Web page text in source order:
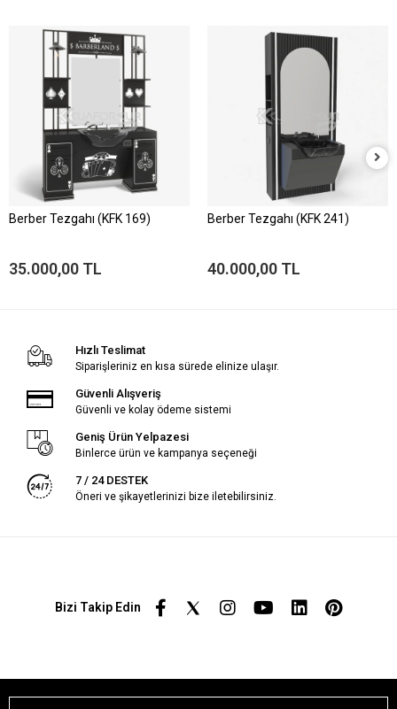
Berber Tezgahı (KFK 169)
35.000,00 TL
Berber Tezgahı (KFK 241)
40.000,00 TL
Hızlı Teslimat
Siparişleriniz en kısa sürede elinize ulaşır.
Güvenli Alışveriş
Güvenli ve kolay ödeme sistemi
Geniş Ürün Yelpazesi
Binlerce ürün ve kampanya seçeneği
7 / 24 DESTEK
Öneri ve şikayetlerinizi bize iletebilirsiniz.
Bizi Takip Edin